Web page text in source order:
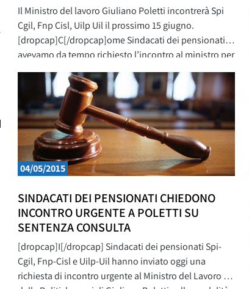
Il Ministro del lavoro Giuliano Poletti incontrerà Spi
Cgil, Fnp Cisl, Uilp Uil il prossimo 15 giugno.
[dropcap]C[/dropcap]ome Sindacati dei pensionati
avevamo da tempo richiesto l’incontro al ministro per
riaprire un tavolo di confronto sulla condizione dei
pensionati.
04/05/2015
SINDACATI DEI PENSIONATI CHIEDONO
INCONTRO URGENTE A POLETTI SU
SENTENZA CONSULTA
[dropcap]I[/dropcap] Sindacati dei pensionati Spi-
Cgil, Fnp-Cisl e Uilp-Uil hanno inviato oggi una
richiesta di incontro urgente al Ministro del Lavoro e